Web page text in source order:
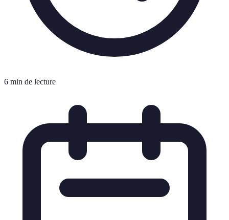
6 min de lecture